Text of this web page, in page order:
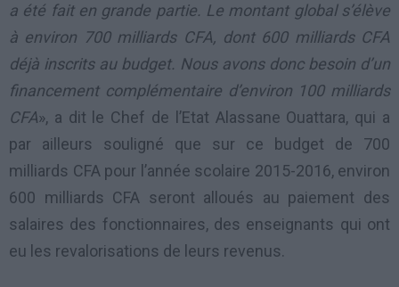
a été fait en grande partie. Le montant global s’élève
à environ 700 milliards CFA, dont 600 milliards CFA
déjà inscrits au budget. Nous avons donc besoin d’un
financement complémentaire d’environ 100 milliards
CFA», a dit le Chef de l’Etat Alassane Ouattara, qui a
par ailleurs souligné que sur ce budget de 700
milliards CFA pour l’année scolaire 2015-2016, environ
600 milliards CFA seront alloués au paiement des
salaires des fonctionnaires, des enseignants qui ont
eu les revalorisations de leurs revenus.